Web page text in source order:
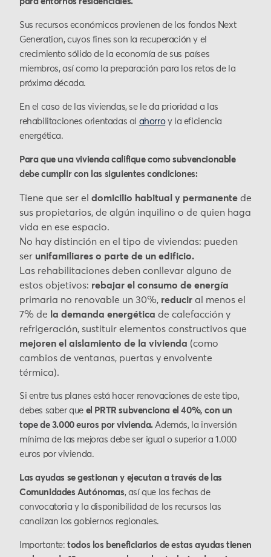
Sus recursos económicos provienen de los fondos Next
Generation, cuyos fines son la recuperación y el
crecimiento sólido de la economía de sus países
miembros, así como la preparación para los retos de la
próxima década.
En el caso de las viviendas, se le da prioridad a las
rehabilitaciones orientadas al ahorroy la eficiencia
energética.
Para que una vivienda califique como subvencionable
debe cumplir con las siguientes condiciones:
Tiene que ser el domicilio habitual y permanente de
sus propietarios, de algún inquilino o de quien haga
vida en ese espacio.
No hay distinción en el tipo de viviendas: pueden
ser unifamiliares o parte de un edificio.
Las rehabilitaciones deben conllevar alguno de
estos objetivos: rebajar el consumo de energía
primaria no renovable un 30%, reducir al menos el
7% de la demanda energética de calefacción y
refrigeración, sustituir elementos constructivos que
mejoren el aislamiento de la vivienda (como
cambios de ventanas, puertas y envolvente
térmica).
Si entre tus planes está hacer renovaciones de este tipo,
debes saber que el PRTR subvenciona el 40%, con un
tope de 3.000 euros por vivienda. Además, la inversión
mínima de las mejoras debe ser igual o superior a 1.000
euros por vivienda.
Las ayudas se gestionan y ejecutan a través de las
Comunidades Autónomas, así que las fechas de
convocatoria y la disponibilidad de los recursos las
canalizan los gobiernos regionales.
Importante:todos los beneficiarios de estas ayudas tienen